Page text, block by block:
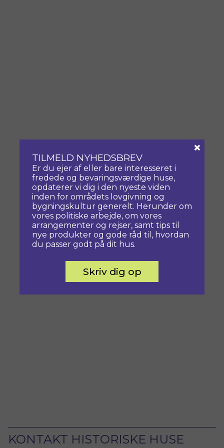
KONTAKT HISTORISKE HUSE
TILMELD NYHEDSBREV
Er du ejer af eller bare interesseret i
fredede og bevaringsværdige huse,
opdaterer vi dig i den nyeste viden
inden for områdets lovgivning og
bygningskultur generelt. Herunder om
vores politiske arbejde, om vores
arrangementer og rejser, samt tips til
nye produkter og gode råd til, hvordan
du passer godt på dit hus.
Skriv dig op
×